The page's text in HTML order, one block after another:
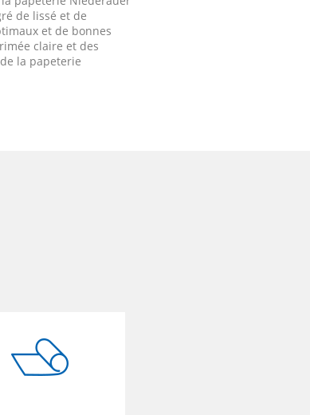
de lissé et de
et de bonnes
claire et des
la papeterie